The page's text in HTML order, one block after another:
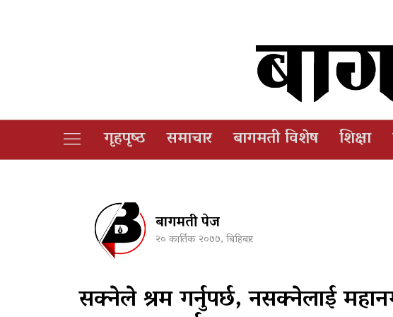
गृहपृष्‍ठ समाचार बागमती विशेष शिक्षा
बागमती पेज
२० कार्तिक २०७७, बिहिबार
सक्नेले श्रम गर्नुपर्छ, नसक्नेलाई